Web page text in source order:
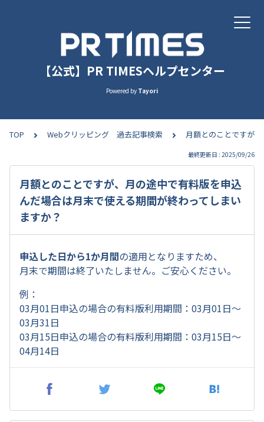
【公式】PR TIMESヘルプセンター
Powered by Tayori
TOP Webクリッピング 過去記事検索 月額とのことですが
最終更新日 : 2025/09/26
月額とのことですが、月の途中で有料版を申込
んだ場合は月末で使える期間が終わってしまい
ますか？
申込した日から1か月間の適用となりますため、
月末で期間は終了いたしません。ご安心ください。
例：
03月01日申込の場合の有料版利用期間：03月01日～
03月31日
03月15日申込の場合の有料版利用期間：03月15日～
04月14日